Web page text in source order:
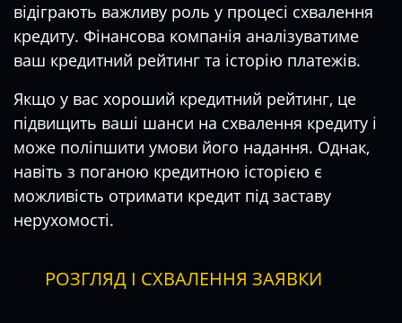
відіграють важливу роль у процесі схвалення
кредиту. Фінансова компанія аналізуватиме
ваш кредитний рейтинг та історію платежів.
Якщо у вас хороший кредитний рейтинг, це
підвищить ваші шанси на схвалення кредиту і
може поліпшити умови його надання. Однак,
навіть з поганою кредитною історією є
можливість отримати кредит під заставу
нерухомості.
РОЗГЛЯД І СХВАЛЕННЯ ЗАЯВКИ